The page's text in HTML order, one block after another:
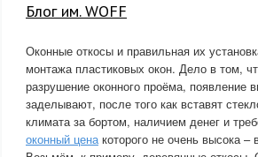
Блог им. WOFF
Оконные откосы и правильная их
монтажа пластиковых окон. Дело в том,
разрушение оконного проёма,
заделывают, после того как вставят
климата за бортом, наличием денег и
оконный ценакоторого не очень высока –